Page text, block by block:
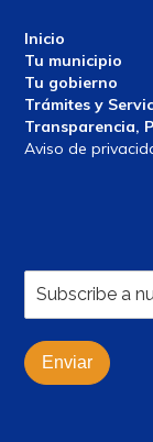
Inicio
Tu municipio
Tu gobierno
Trámites y
Transparencia,
Aviso de
Enviar